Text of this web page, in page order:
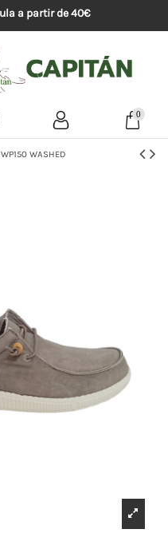
a partir de 40€
0
WASHED